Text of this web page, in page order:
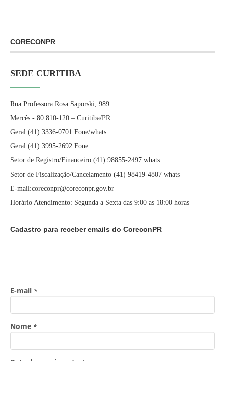
CORECONPR
SEDE CURITIBA
Rua Professora Rosa Saporski, 989
Mercês - 80.810-120 – Curitiba/PR
Geral (41) 3336-0701 Fone/whats
Geral (41) 3995-2692 Fone
Setor de Registro/Financeiro (41) 98855-2497 whats
Setor de Fiscalização/Cancelamento (41) 98419-4807 whats
E-mail:coreconpr@coreconpr.gov.br
Horário Atendimento: Segunda a Sexta das 9:00 as 18:00 horas
Cadastro para receber emails do CoreconPR